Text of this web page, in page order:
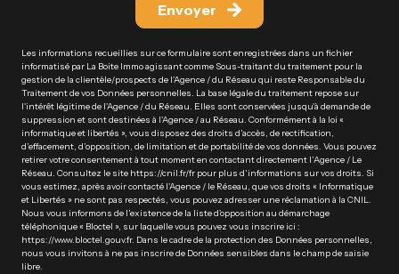
Envoyer
Les informations recueillies sur ce formulaire sont enregistrées dans un fichier
informatisé par La Boite Immo agissant comme Sous-traitant du traitement pour la
gestion de la clientèle/prospects de l'Agence / du Réseau qui reste Responsable du
Traitement de vos Données personnelles. La base légale du traitement repose sur
l'intérêt légitime de l'Agence / du Réseau. Elles sont conservées jusqu'à demande de
suppression et sont destinées à l'Agence / au Réseau. Conformément à la loi «
informatique et libertés », vous disposez des droits d’accès, de rectification,
d’effacement, d’opposition, de limitation et de portabilité de vos données. Vous pouvez
retirer votre consentement à tout moment en contactant directement l’Agence / Le
Réseau. Consultez le site https://cnil.fr/fr pour plus d’informations sur vos droits. Si
vous estimez, après avoir contacté l'Agence / le Réseau, que vos droits « Informatique
et Libertés » ne sont pas respectés, vous pouvez adresser une réclamation à la CNIL.
Nous vous informons de l’existence de la liste d'opposition au démarchage
téléphonique « Bloctel », sur laquelle vous pouvez vous inscrire ici :
https://www.bloctel.gouv.fr. Dans le cadre de la protection des Données personnelles,
nous vous invitons à ne pas inscrire de Données sensibles dans le champ de saisie
libre.